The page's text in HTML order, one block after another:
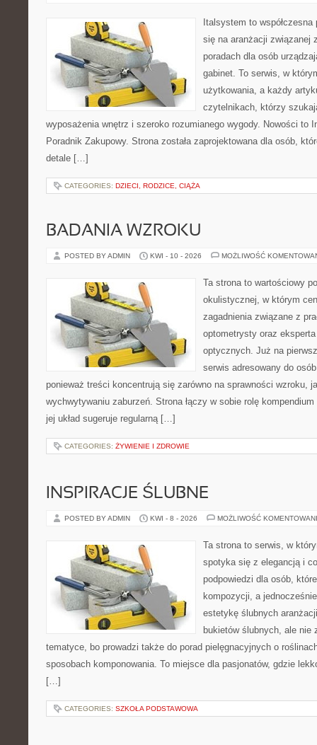
Italsystem to
się na aranżacji związanej
poradach dla osób
gabinet. To serwis, w
użytkowania, a każdy
czytelnikach, którzy
wyposażenia wnętrz i szeroko rozumianego wygody. Nowości to
Poradnik Zakupowy. Strona została zaprojektowana dla osób,
detale […]
CATEGORIES: DZIECI, RODZICE, CIĄŻA
BADANIA WZROKU
POSTED BY ADMIN KWI - 10 - 2026 MOŻLIWOŚĆ
Ta strona to wartościowy
okulistycznej, w którym
zagadnienia związane z
optometrysty oraz
optycznych. Już na
serwis adresowany do
ponieważ treści koncentrują się zarówno na sprawności wzroku,
wychwytywaniu zaburzeń. Strona łączy w sobie rolę
jej układ sugeruje regularną […]
CATEGORIES: ŻYWIENIE I ZDROWIE
INSPIRACJE ŚLUBNE
POSTED BY ADMIN KWI - 8 - 2026 MOŻLIWOŚĆ
Ta strona to serwis, w
spotyka się z elegancją i
podpowiedzi dla osób,
kompozycji, a
estetykę ślubnych
bukietów ślubnych, ale nie
tematyce, bo prowadzi także do porad pielęgnacyjnych o
sposobach komponowania. To miejsce dla pasjonatów, gdzie
[…]
CATEGORIES: SZKOŁA PODSTAWOWA